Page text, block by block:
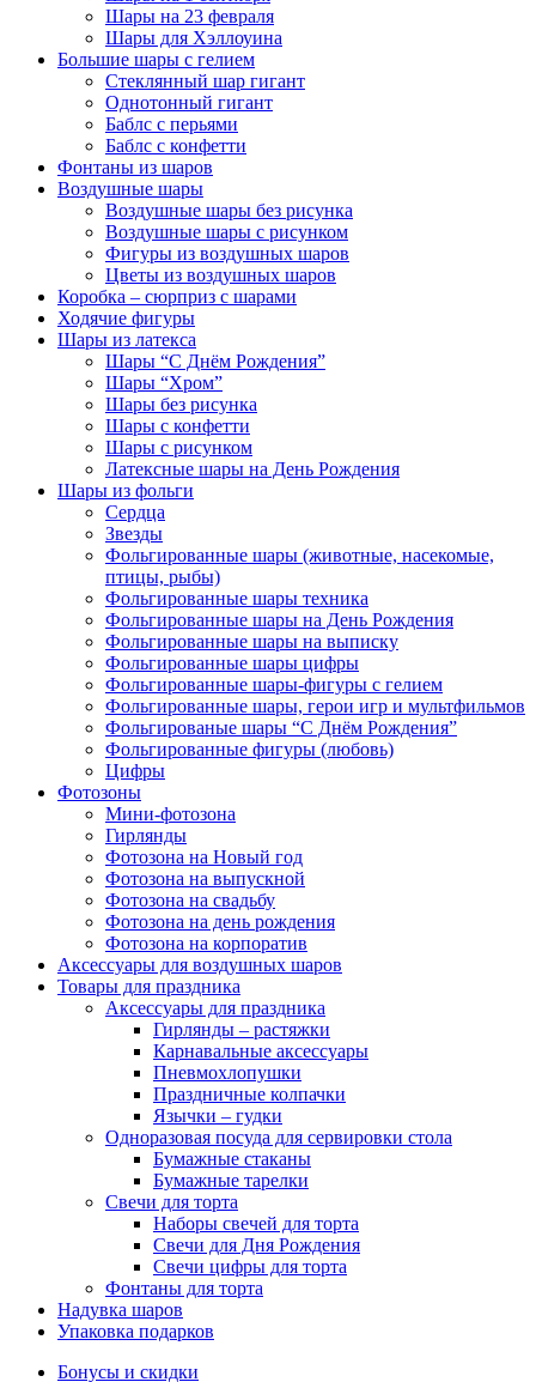
Шары на 23 февраля
Шары для Хэллоуина
Большие шары с гелием
Стеклянный шар гигант
Однотонный гигант
Баблс с перьями
Баблс с конфетти
Фонтаны из шаров
Воздушные шары
Воздушные шары без рисунка
Воздушные шары с рисунком
Фигуры из воздушных шаров
Цветы из воздушных шаров
Коробка – сюрприз с шарами
Ходячие фигуры
Шары из латекса
Шары “С Днём Рождения”
Шары “Хром”
Шары без рисунка
Шары с конфетти
Шары с рисунком
Латексные шары на День Рождения
Шары из фольги
Сердца
Звезды
Фольгированные шары (животные, насекомые,
птицы, рыбы)
Фольгированные шары техника
Фольгированные шары на День Рождения
Фольгированные шары на выписку
Фольгированные шары цифры
Фольгированные шары-фигуры с гелием
Фольгированные шары, герои игр и мультфильмов
Фольгированые шары “С Днём Рождения”
Фольгированные фигуры (любовь)
Цифры
Фотозоны
Мини-фотозона
Гирлянды
Фотозона на Новый год
Фотозона на выпускной
Фотозона на свадьбу
Фотозона на день рождения
Фотозона на корпоратив
Аксессуары для воздушных шаров
Товары для праздника
Аксессуары для праздника
Гирлянды – растяжки
Карнавальные аксессуары
Пневмохлопушки
Праздничные колпачки
Язычки – гудки
Одноразовая посуда для сервировки стола
Бумажные стаканы
Бумажные тарелки
Свечи для торта
Наборы свечей для торта
Свечи для Дня Рождения
Свечи цифры для торта
Фонтаны для торта
Надувка шаров
Упаковка подарков
Бонусы и скидки